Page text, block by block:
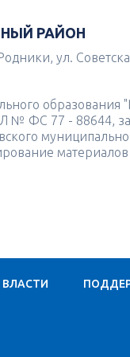
РАЙОН
ул.
№ ФС 77 - 88644,